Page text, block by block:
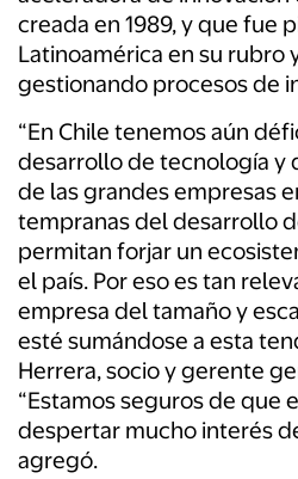
creada en 1989, y que fue
Latinoamérica en su rubro
gestionando procesos de
“En Chile tenemos aún
desarrollo de tecnología y
de las grandes empresas
tempranas del desarrollo
permitan forjar un
el país. Por eso es tan
empresa del tamaño y
esté sumándose a esta
Herrera, socio y gerente
“Estamos seguros de que
despertar mucho interés
agregó.